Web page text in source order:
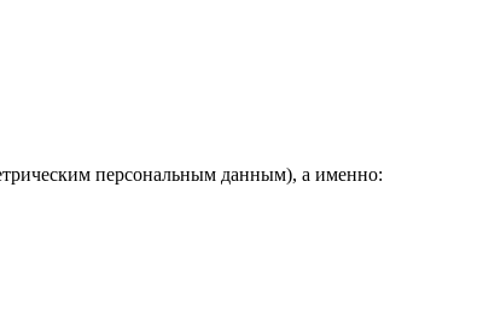
персональным данным), а именно: